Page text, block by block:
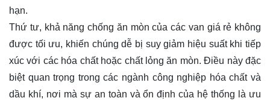
hạn.
Thứ tư, khả năng chống ăn mòn của các van giá rẻ không
được tối ưu, khiến chúng dễ bị suy giảm hiệu suất khi tiếp
xúc với các hóa chất hoặc chất lỏng ăn mòn. Điều này đặc
biệt quan trọng trong các ngành công nghiệp hóa chất và
dầu khí, nơi mà sự an toàn và ổn định của hệ thống là ưu